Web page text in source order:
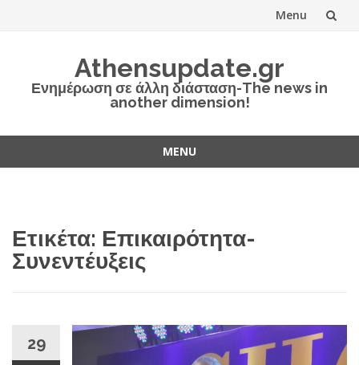
Menu
Athensupdate.gr
Ενημέρωση σε άλλη διάσταση-The news in
another dimension!
MENU
Ετικέτα: Επικαιρότητα-
Συνεντέυξεις
29